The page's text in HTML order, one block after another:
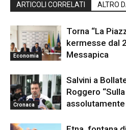
ARTICOLI CORRELATI ALTRO
Economia
Torna “La
kermesse dal
Messapica
Cronaca
Salvini a
Roggero